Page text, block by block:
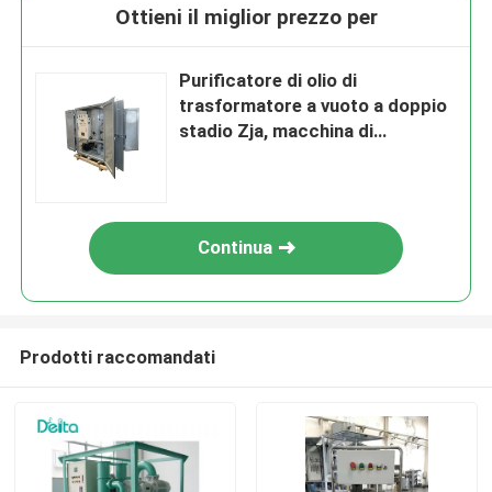
Ottieni il miglior prezzo per
Purificatore di olio di
trasformatore a vuoto a doppio
stadio Zja, macchina di
Continua
Prodotti raccomandati